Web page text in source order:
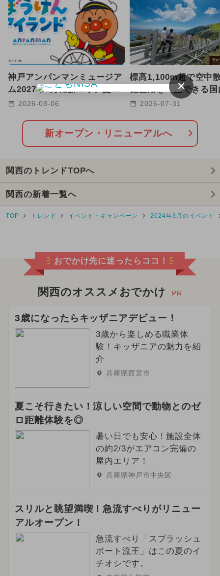
2025年12月のイベント
2025年11月のイベント
2024年12月のイベント
2024年5月のイベント
2024年7月のイベント
2025年1月のイベント
2024年11月のイベント
2025年3月のイベント
2025年9月のイベント
2024年3月のイベント
2025年10月のイベント
2026年2月のイベント
2025年8月のイベント
2025年2月のイベント
2024年8月のイベント
2026年3月のイベント
2024年10月のイベント グルメフェス
2024年6月のイベント
2026年5月のイベント
2025年4月のイベント
神戸アンパンマンミュージア
ム2027年2月に新エリア誕生
へ 海と冒険がテーマ！
2026-08-06
標高1,100m超で空中
琵琶湖を一望できる国
220mの絶景吊り橋が
2026-07-31
新オープン・リニューアルへ
関西のトレンドTOPへ
関西の新着一覧へ
TOP トレンド イベント・キャンペーン 2024年3月のイベント
おでかけ先に迷ったらココ！
関西のオススメおでかけ PR
3歳になったらキッザニアデビュー！
3歳から楽しめる職業体
験！キッザニアの魅力を紹
介
兵庫県西宮市
夏こそ行きたい！涼しい空間で動物とのゼ
ロ距離体験を◎
暑い日でも安心！施設全体
の約2/3がエアコン完備の
屋内エリア！
兵庫県神戸市中央区
スリルと眺望満喫！急流すべりがリニュー
アルオープン！
急流すべり「スプラッシュ
ボート流王」はこの夏のイ
チオシです。
×